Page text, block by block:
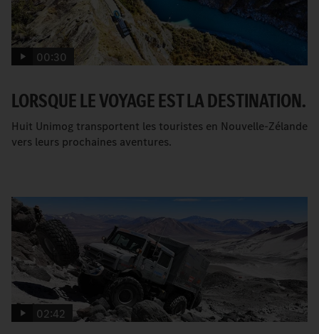
00:30
LORSQUE LE VOYAGE EST LA DESTINATION.
Huit Unimog transportent les touristes en Nouvelle-Zélande
vers leurs prochaines aventures.
02:42